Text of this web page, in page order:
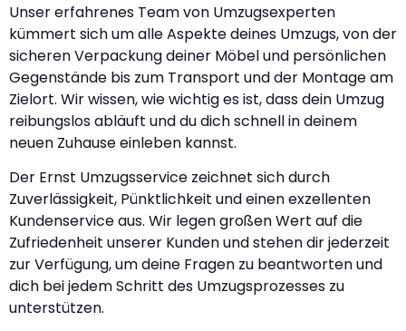
Unser erfahrenes Team von Umzugsexperten
kümmert sich um alle Aspekte deines Umzugs, von der
sicheren Verpackung deiner Möbel und persönlichen
Gegenstände bis zum Transport und der Montage am
Zielort. Wir wissen, wie wichtig es ist, dass dein Umzug
reibungslos abläuft und du dich schnell in deinem
neuen Zuhause einleben kannst.
Der Ernst Umzugsservice zeichnet sich durch
Zuverlässigkeit, Pünktlichkeit und einen exzellenten
Kundenservice aus. Wir legen großen Wert auf die
Zufriedenheit unserer Kunden und stehen dir jederzeit
zur Verfügung, um deine Fragen zu beantworten und
dich bei jedem Schritt des Umzugsprozesses zu
unterstützen.